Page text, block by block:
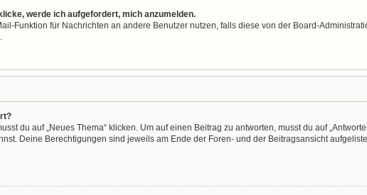
werde ich aufgefordert, mich anzumelden.
Funktion für Nachrichten an andere Benutzer nutzen, falls diese von der Board-
du auf „Neues Thema“ klicken. Um auf einen Beitrag zu antworten, musst du auf
Deine Berechtigungen sind jeweils am Ende der Foren- und der Beitragsansicht